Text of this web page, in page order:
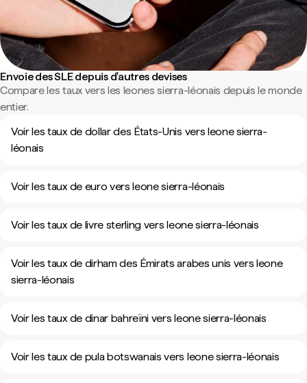
Envoie des SLE depuis d'autres devises
Compare les taux vers les leones sierra-léonais depuis le monde
entier.
Voir les taux de dollar des États-Unis vers leone sierra-
léonais
Voir les taux de euro vers leone sierra-léonais
Voir les taux de livre sterling vers leone sierra-léonais
Voir les taux de dirham des Émirats arabes unis vers leone
sierra-léonais
Voir les taux de dinar bahreïni vers leone sierra-léonais
Voir les taux de pula botswanais vers leone sierra-léonais